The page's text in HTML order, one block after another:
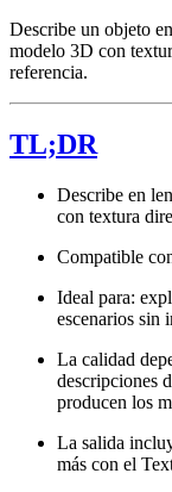
Describe un objeto
modelo 3D con
referencia.
TL;DR
Describe en
con textura
Compatible
Ideal para:
escenarios sin
La calidad
descripciones
producen los
La salida
más con el